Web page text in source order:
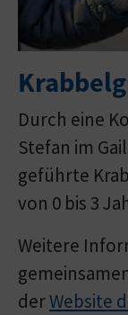
Durch eine
Stefan im
geführte
von 0 bis 3
Weitere
derWebsite